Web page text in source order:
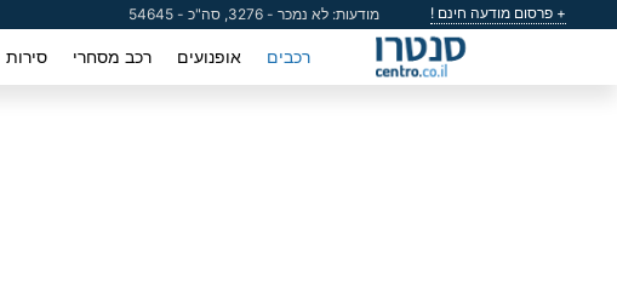
+ פרסום מודעה חינם ! מודעות: לא נמכר - 3276, סה"כ - 54645
רכבים אופנועים רכב מסחרי סירות